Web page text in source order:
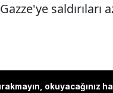
saldırıları
okuyacağınız